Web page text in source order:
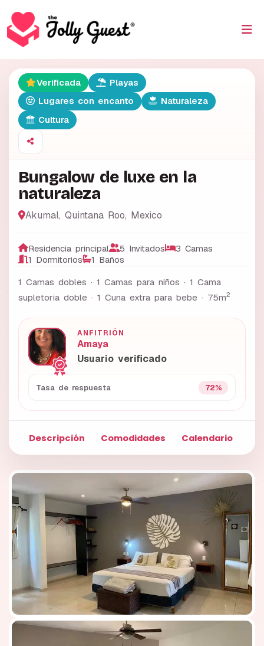
Verificada
Playas
Lugares con encanto
Naturaleza
Cultura
Bungalow de luxe en la
naturaleza
Akumal, Quintana Roo, Mexico
Residencia principal 5 Invitados
3 Camas
1 Dormitorios
1 Baños
1 Camas dobles · 1 Camas para niños · 1 Cama
supletoria doble · 1 Cuna extra para bebe · 75m2
ANFITRIÓN
Amaya
Usuario verificado
Tasa de respuesta 72%
Descripción Comodidades Calendario